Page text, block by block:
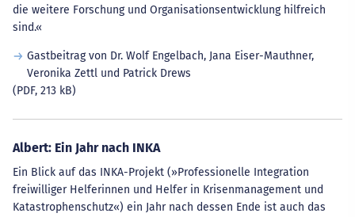
die weitere Forschung und Organisationsentwicklung hilfreich
sind.«
Gastbeitrag von Dr. Wolf Engelbach, Jana Eiser-Mauthner,
Veronika Zettl und Patrick Drews
(PDF, 213 kB)
Albert: Ein Jahr nach INKA
Ein Blick auf das INKA-Projekt (»Professionelle Integration
freiwilliger Helferinnen und Helfer in Krisenmanagement und
Katastrophenschutz«) ein Jahr nach dessen Ende ist auch das